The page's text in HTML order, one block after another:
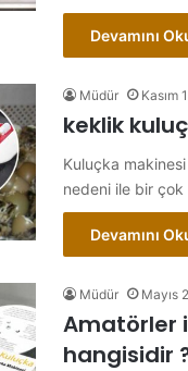
Devamını
Müdür Kasım
keklik
Kuluçka
nedeni ile bir
Devamını
Müdür Mayıs
Amatörler
hangisidir